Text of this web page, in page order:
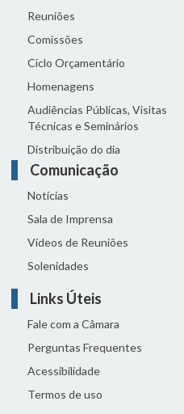
Reuniões
Comissões
Ciclo Orçamentário
Homenagens
Audiências Públicas, Visitas
Técnicas e Seminários
Distribuição do dia
Comunicação
Notícias
Sala de Imprensa
Vídeos de Reuniões
Solenidades
Links Úteis
Fale com a Câmara
Perguntas Frequentes
Acessibilidade
Termos de uso